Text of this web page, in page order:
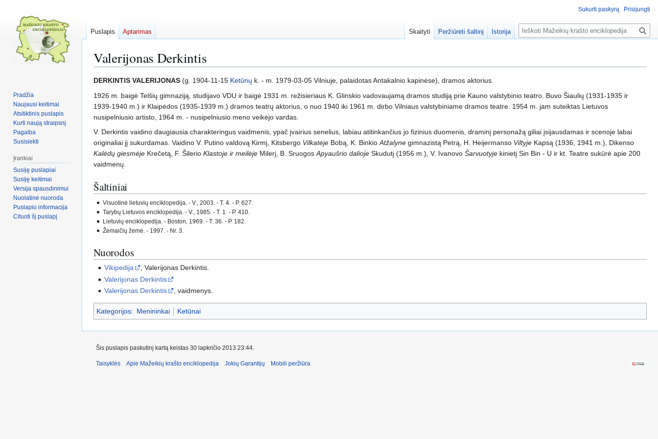
Valerijonas Derkintis
Pereiti
Jump
DERKINTIS VALERIJONAS(g. 1904-11-15 Ketūnų k. - m. 1979-03-05 Vilniuje, palaidotas Antakalnio kapinėse), dramos aktorius.
1926 m. baigė Telšių gimnaziją, studijavo VDU ir baigė 1931 m. režisieriaus K. Glinskio vadovaujamą dramos studiją prie Kauno valstybinio teatro. Buvo Šiaulių (1931-1935 ir
1939-1940 m.) ir Klaipėdos (1935-1939 m.) dramos teatrų aktorius, o nuo 1940 iki 1961 m. dirbo Vilniaus valstybiniame dramos teatre. 1954 m. jam suteiktas Lietuvos
nusipelniusio artisto, 1964 m. - nusipelniusio meno veikėjo vardas.
V. Derkintis vaidino daugiausia charakteringus vaidmenis, ypač įvairius senelius, labiau atitinkančius jo fizinius duomenis, draminį personažą giliai įsijausdamas ir scenoje labai
originaliai jį sukurdamas. Vaidino V. Putino valdovą Kirmį, Kitsbergo VilkatėjeBobą, K. BinkioAtžalynegimnazistą Petrą, H. Heijermanso ViltyjeKapsą (1936, 1941 m.), Dikenso
Kalėdų giesmėjeKrečetą, F. Šilerio Klastoje ir meilėjeMilerį, B. SruogosApyaušrio daliojeSkudutį (1956 m.), V. Ivanovo Šarvuotyjekinietį Sin Bin - U ir kt. Teatre sukūrė apie 200
vaidmenų.
Šaltiniai
Visuotinė lietuvių enciklopedija. - V., 2003. - T. 4. - P. 627.
Tarybų Lietuvos enciklopedija. - V., 1985. - T. 1. - P. 410.
Lietuvių enciklopedija. - Boston, 1969. - T. 36. - P. 182.
Žemaičių žemė. - 1997. - Nr. 3.
Nuorodos
Vikipedija
, Valerijonas Derkintis.
Valerijonas Derkintis
Valerijonas Derkintis
, vaidmenys.
Kategorijos: Menininkai Ketūnai
Sukurti paskyrą Prisijungti
Puslapis Aptarimas Skaityti Peržiūrėti šaltinį Istorija
P
a
a
Pradžia
Naujausi keitimai
Atsitiktinis puslapis
Kurti naują straipsnį
Pagalba
Susisiekti
Įrankiai
Susiję puslapiai
Susiję keitimai
Versija spausdinimui
Nuolatinė nuoroda
Puslapio informacija
Cituoti šį puslapį
Šis puslapis paskutinį kartą keistas 30 lapkričio 2013 23:44.
Taisyklės Apie Mažeikių krašto enciklopedija Jokių Garantijų Mobili peržiūra